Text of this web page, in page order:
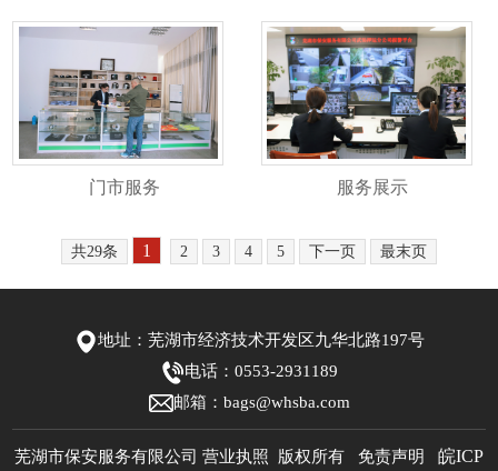
门市服务 服务展示
共29条 1 2 3 4 5 下一页 最末页
地址：芜湖市经济技术开发区九华北路197号
电话：0553-2931189
邮箱：bags@whsba.com
芜湖市保安服务有限公司 营业执照 版权所有 免责声明 皖ICP